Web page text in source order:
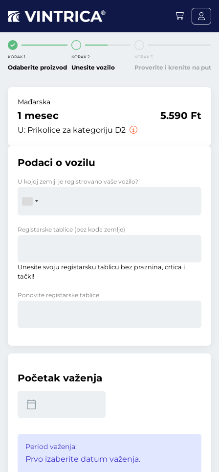
KORAK 1
Odaberite proizvod
KORAK 2
Unesite vozilo
KORAK 3
Proverite i krenite na put
Mađarska
1 mesec
U: Prikolice za kategoriju D2
5.590 Ft
Podaci o vozilu
U kojoj zemlji je registrovano vaše vozilo?
Registarske tablice (bez koda zemlje)
Unesite svoju registarsku tablicu bez praznina, crtica i
tački!
Ponovite registarske tablice
Početak važenja
Period važenja:
Prvo izaberite datum važenja.